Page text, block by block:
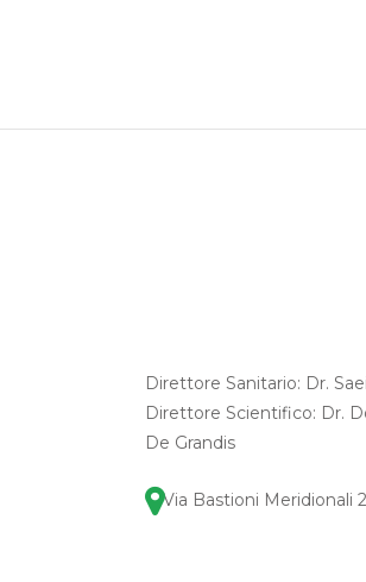
Direttore Sanitario: Dr.
Direttore Scientifico: Dr.
De Grandis
Via Bastioni Meridionali